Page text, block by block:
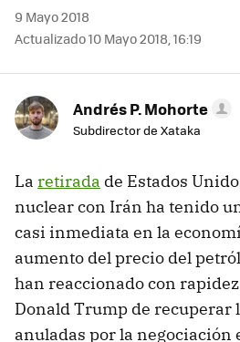
9 Mayo 2018
Actualizado 10 Mayo 2018, 16:19
Andrés P. Mohorte
Subdirector de Xataka
La retirada de Estados
nuclear con Irán ha tenido
casi inmediata en la
aumento del precio del
han reaccionado con
Donald Trump de recuperar
anuladas por la negociación